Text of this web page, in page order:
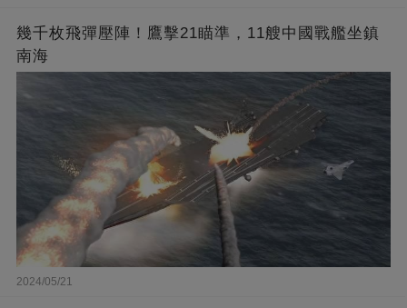
幾千枚飛彈壓陣！鷹擊21瞄準，11艘中國戰艦坐鎮
南海
2024/05/21